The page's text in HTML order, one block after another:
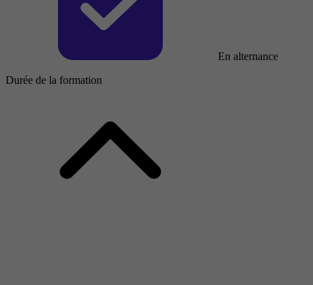
En alternance
Durée de la formation